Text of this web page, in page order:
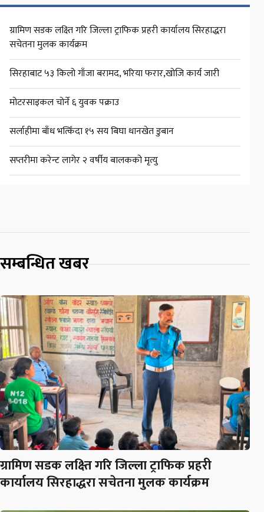
ग्रामिण सडक लक्ष्ति गरि जिल्ला ट्राफिक प्रहरी कार्यालय सिरहाद्धरा
सचेतना मुलक कार्यक्रम
सिरहाबाट ५३ किलो गाँजा बरामद, भरिया फरार,खोजि कार्य जारी
मोटरसाइकल चोर्ने ६ युवक पक्राउ
सर्लाहीमा बाँध भत्किँदा १५ सय बिघा धानखेत डुबान
सप्तरीमा करेन्ट लागेर २ वर्षीय बालकको मृत्यु
सम्बन्धित खबर
ग्रामिण सडक लक्ष्ति गरि जिल्ला ट्राफिक प्रहरी
कार्यालय सिरहाद्धरा सचेतना मुलक कार्यक्रम